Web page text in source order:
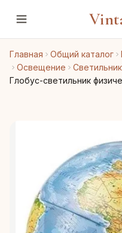
Главная Общий каталог
Освещение
Глобус-светильник